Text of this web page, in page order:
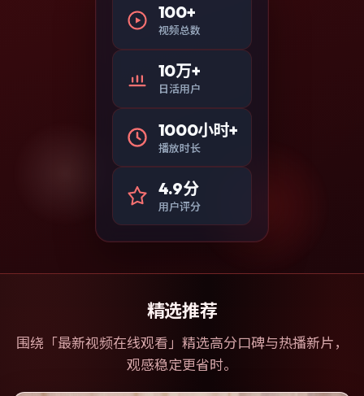
100+
视频总数
10万+
日活用户
1000小时+
播放时长
4.9分
用户评分
精选推荐
围绕「最新视频在线观看 」精选高分口碑与热播新片，
观感稳定更省时。